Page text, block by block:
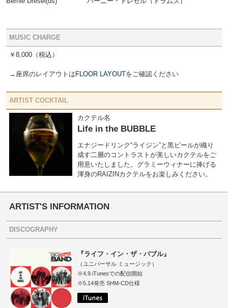
MUSIC CHARGE
￥8,000 （税込）
→座席のレイアウトは FLOOR LAYOUTをご確認ください
ARTIST COCKTAIL
カクテル名
Life in the BUBBLE
エナジードリンク“ライジン”と黒ビールが織り
成す二層のコントラストが美しいカクテルをご
用意いたしました。グラミーウィナーに捧げる
渾身のRAIZINカクテルをお楽しみください。
ARTIST'S INFORMATION
DISCOGRAPHY
『ライフ・イン・ザ・バブル』
（ユニバーサル ミュージック）
※4.9 iTunesでの配信開始
※5.14発売 SHM-CD仕様